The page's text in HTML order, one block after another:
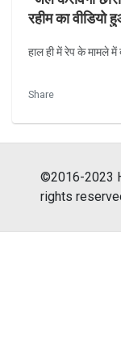
रहीम का वीडियो
हाल ही में रेप के मामले में
Share
©2016-2023
rights